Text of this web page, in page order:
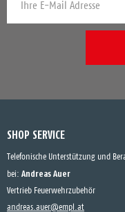
SHOP SERVICE
Telefonische Unterstützung und
bei: Andreas Auer
Vertrieb Feuerwehrzubehör
andreas.auer@empl.at